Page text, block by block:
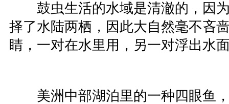
鼓虫生活的水域是清澈的，因为
择了水陆两栖，因此大自然毫不吝
睛，一对在水里用，另一对浮出水
美洲中部湖泊里的一种四眼鱼，